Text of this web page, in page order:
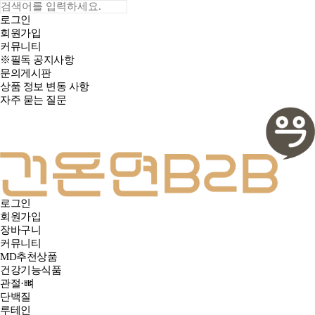
로그인
회원가입
커뮤니티
※필독 공지사항
문의게시판
상품 정보 변동 사항
자주 묻는 질문
로그인
회원가입
장바구니
커뮤니티
MD추천상품
건강기능식품
관절·뼈
단백질
루테인